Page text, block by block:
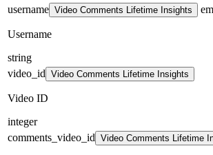
username Video Comments Lifetime Insights
Username
string
video_id Video Comments Lifetime Insights
Video ID
integer
comments_video_id Video Comments Lifetime